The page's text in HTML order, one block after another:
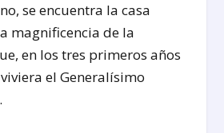
se encuentra la casa
magnificencia de la
en los tres primeros años
el Generalísimo